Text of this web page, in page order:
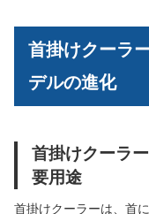
首掛けクーラ
デルの進化
首掛けクーラ
要用途
首掛けクーラーは、首